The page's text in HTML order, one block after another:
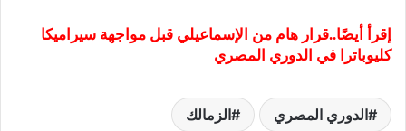
إقرأ أيضًا..قرار هام من الإسماعيلي قبل مواجهة سيراميكا
كليوباترا في الدوري المصري
الدوري المصري الزمالك